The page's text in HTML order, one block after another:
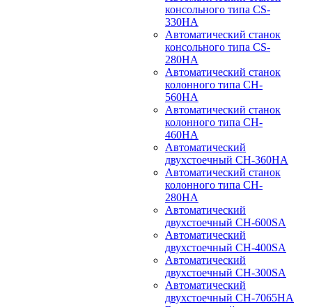
консольного типа CS-
330HA
Автоматический станок
консольного типа CS-
280HA
Автоматический станок
колонного типа CH-
560HA
Автоматический станок
колонного типа CH-
460HA
Автоматический
двухстоечный CH-360HA
Автоматический станок
колонного типа CH-
280HA
Автоматический
двухстоечный CH-600SA
Автоматический
двухстоечный CH-400SA
Автоматический
двухстоечный CH-300SA
Автоматический
двухстоечный CH-7065HA